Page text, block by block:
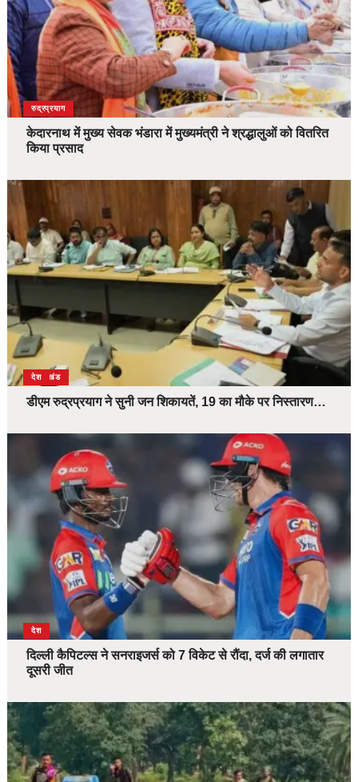
उत्तराखंड
देश
रुद्रप्रयाग
केदारनाथ में मुख्य सेवक भंडारा में मुख्यमंत्री ने श्रद्धालुओं को वितरित
किया प्रसाद
उत्तराखंड
देश
डीएम रुद्रप्रयाग ने सुनी जन शिकायतें, 19 का मौके पर निस्तारण…
देश
दिल्ली कैपिटल्स ने सनराइजर्स को 7 विकेट से रौंदा, दर्ज की लगातार
दूसरी जीत